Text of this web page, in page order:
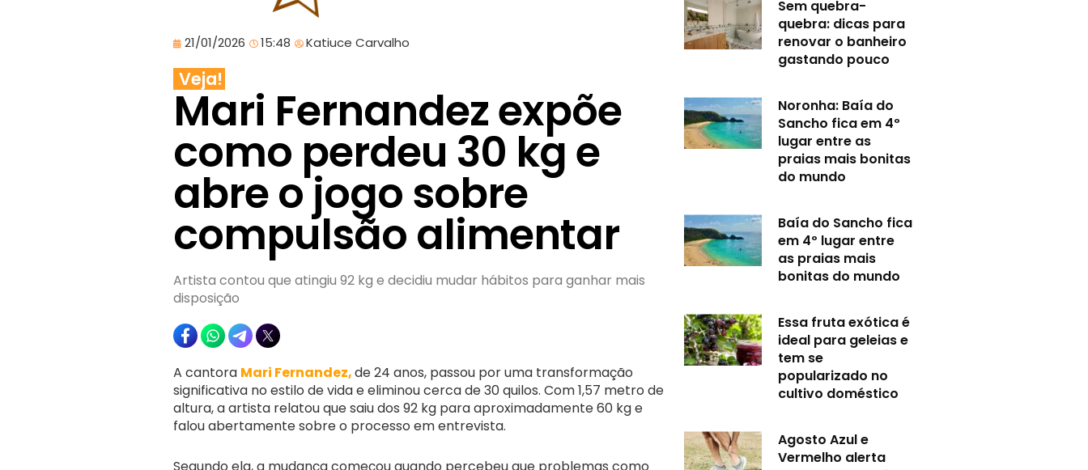
21/01/2026 15:48 Katiuce Carvalho
Veja!
Mari Fernandez expõe
como perdeu 30 kg e
abre o jogo sobre
compulsão alimentar
Artista contou que atingiu 92 kg e decidiu mudar hábitos para ganhar mais
disposição
A cantora Mari Fernandez,de 24 anos, passou por uma transformação
significativa no estilo de vida e eliminou cerca de 30 quilos. Com 1,57 metro de
altura, a artista relatou que saiu dos 92 kg para aproximadamente 60 kg e
falou abertamente sobre o processo em entrevista.
Sem quebra-
quebra: dicas para
renovar o banheiro
gastando pouco
Noronha: Baía do
Sancho fica em 4º
lugar entre as
praias mais bonitas
do mundo
Baía do Sancho fica
em 4º lugar entre
as praias mais
bonitas do mundo
Essa fruta exótica é
ideal para geleias e
tem se
popularizado no
cultivo doméstico
Agosto Azul e
Vermelho alerta